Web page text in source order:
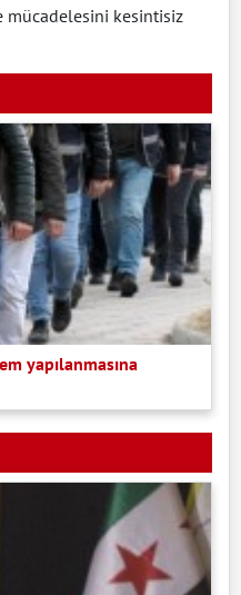
kesintisiz
yapılanmasına